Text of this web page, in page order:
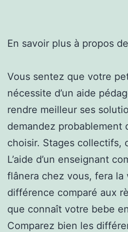
En savoir plus à propos de
Vous sentez que votre
nécessite d’un aide
rendre meilleur ses
demandez probablement
choisir. Stages collectifs,
L’aide d’un enseignant
flânera chez vous, fera la
différence comparé aux
que connaît votre bebe
Comparez bien les